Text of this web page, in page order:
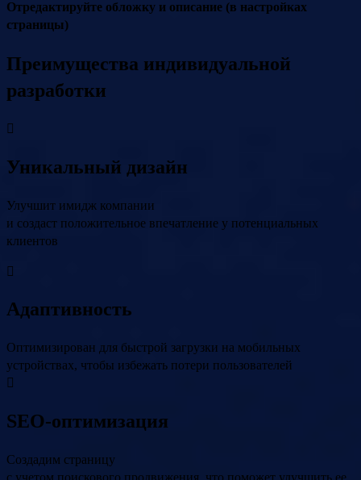
Отредактируйте обложку и описание (в настройках
страницы)
Преимущества индивидуальной
разработки
Уникальный дизайн
Улучшит имидж компании
и создаст положительное впечатление у потенциальных
клиентов
Адаптивность
Оптимизирован для быстрой загрузки на мобильных
устройствах, чтобы избежать потери пользователей
SEO-оптимизация
Создадим страницу